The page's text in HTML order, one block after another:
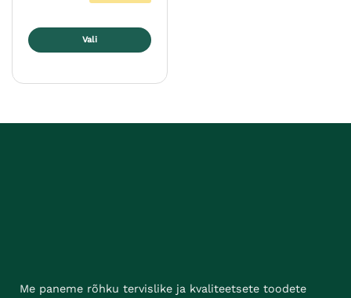
Vali
varianti.
Me paneme rõhku tervislike ja kvaliteetsete toodete